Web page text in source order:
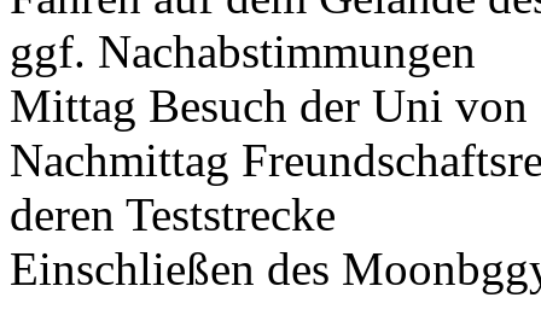
ggf. Nachabstimmungen
Mittag Besuch der Uni
Nachmittag
deren Teststrecke
Einschließen des